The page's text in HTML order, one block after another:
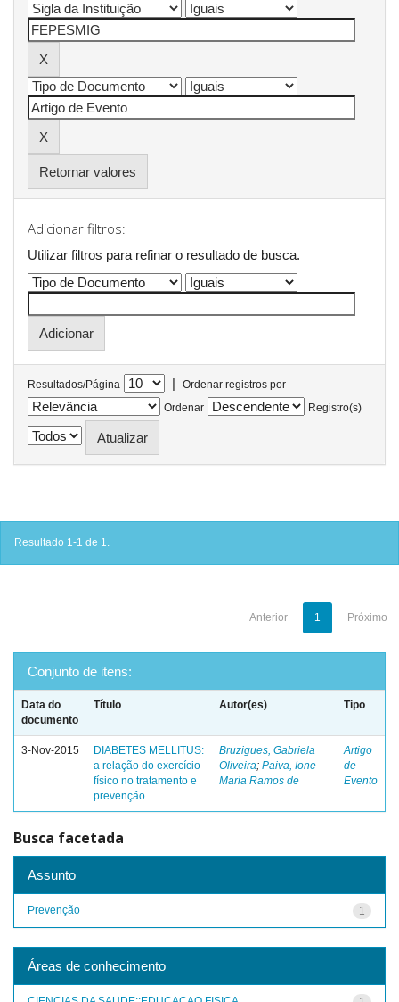
Retornar valores
Adicionar filtros:
Utilizar filtros para refinar o resultado de busca.
Resultados/Página |
Ordenar registros por
Ordenar
Registro(s)
Resultado 1-1 de 1.
Anterior 1 Próximo
Conjunto de itens:
Data do
documento
Título Autor(es) Tipo
3-Nov-2015
DIABETES MELLITUS:
a relação do exercício
físico no tratamento e
prevenção
Bruzigues, Gabriela
Oliveira; Paiva, Ione
Maria Ramos de
Artigo
de
Evento
Busca facetada
Assunto
1
Prevenção
Áreas de conhecimento